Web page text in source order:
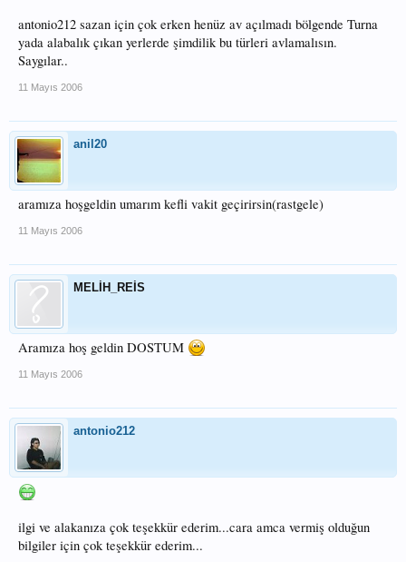
antonio212 sazan için çok erken henüz av açılmadı bölgende Turna
yada alabalık çıkan yerlerde şimdilik bu türleri avlamalısın.
Saygılar..
11 Mayıs 2006
anil20
aramıza hoşgeldin umarım kefli vakit geçirirsin(rastgele)
11 Mayıs 2006
MELİH_REİS
Aramıza hoş geldin DOSTUM
11 Mayıs 2006
antonio212
ilgi ve alakanıza çok teşekkür ederim...cara amca vermiş olduğun
bilgiler için çok teşekkür ederim...